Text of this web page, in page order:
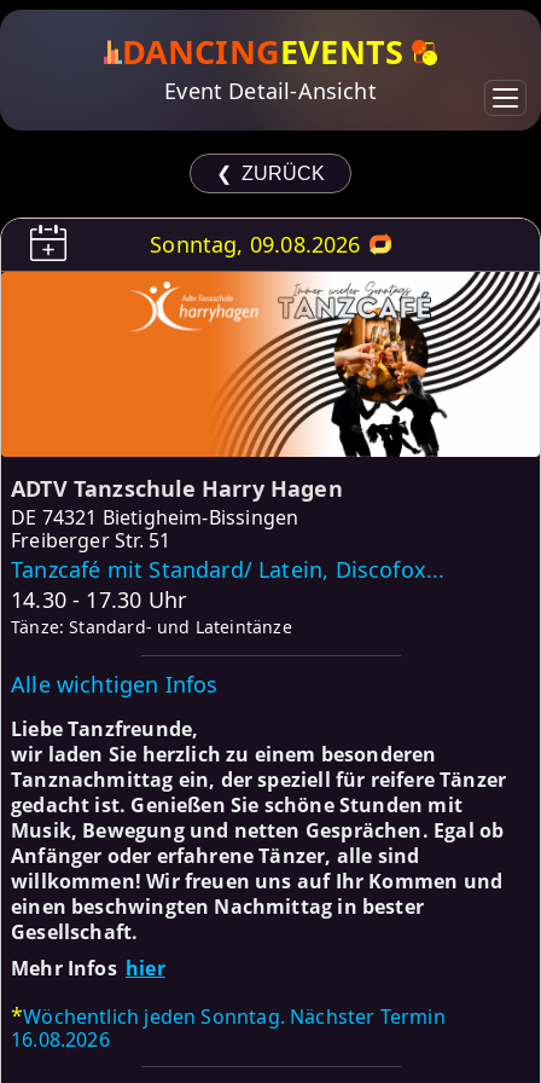
DANCINGEVENTS
Event Detail-Ansicht
❮ ZURÜCK
Sonntag, 09.08.2026
ADTV Tanzschule Harry Hagen
DE 74321 Bietigheim-Bissingen
Freiberger Str. 51
Tanzcafé mit Standard/ Latein, Discofox...
14.30 - 17.30 Uhr
Tänze: Standard- und Lateintänze
Alle wichtigen Infos
Liebe Tanzfreunde,
wir laden Sie herzlich zu einem besonderen
Tanznachmittag ein, der speziell für reifere Tänzer
gedacht ist. Genießen Sie schöne Stunden mit
Musik, Bewegung und netten Gesprächen. Egal ob
Anfänger oder erfahrene Tänzer, alle sind
willkommen! Wir freuen uns auf Ihr Kommen und
einen beschwingten Nachmittag in bester
Gesellschaft.
Mehr Infos hier
*Wöchentlich jeden Sonntag. Nächster Termin
16.08.2026